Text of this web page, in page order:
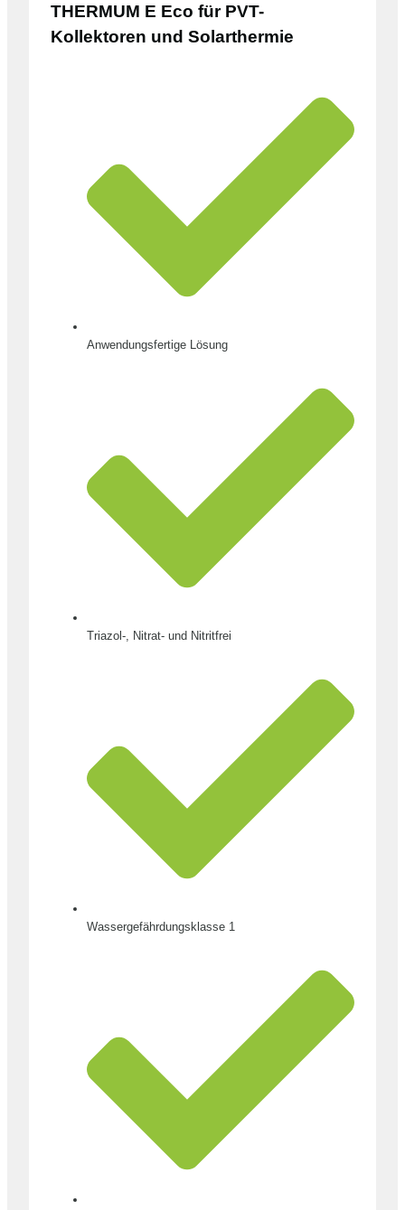
THERMUM E Eco für PVT-
Kollektoren und Solarthermie
Anwendungsfertige Lösung
Triazol-, Nitrat- und Nitritfrei
Wassergefährdungsklasse 1